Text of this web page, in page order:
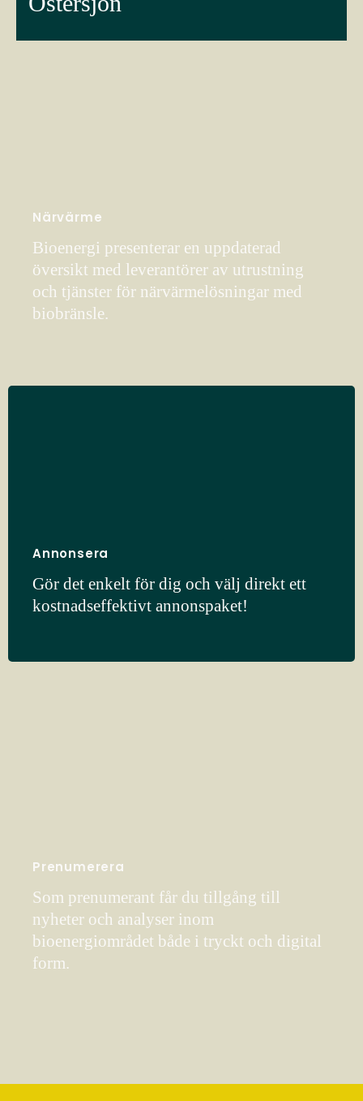
Närvärme
Bioenergi presenterar en uppdaterad
översikt med leverantörer av utrustning
och tjänster för närvärmelösningar med
biobränsle.
Annonsera
Gör det enkelt för dig och välj direkt ett
kostnadseffektivt annonspaket!
Prenumerera
Som prenumerant får du tillgång till
nyheter och analyser inom
bioenergiområdet både i tryckt och digital
form.